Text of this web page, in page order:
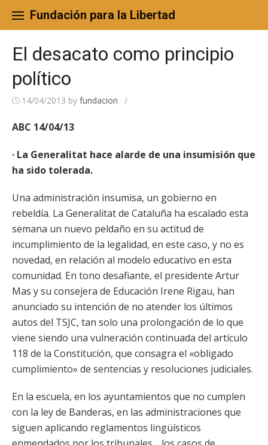
content
Fundación para la Libertad
El desacato como principio
político
14/04/2013 by fundacion /
ABC 14/04/13
· La Generalitat hace alarde de una insumisión que
ha sido tolerada.
Una administración insumisa, un gobierno en
rebeldía. La Generalitat de Cataluña ha escalado esta
semana un nuevo peldaño en su actitud de
incumplimiento de la legalidad, en este caso, y no es
novedad, en relación al modelo educativo en esta
comunidad. En tono desafiante, el presidente Artur
Mas y su consejera de Educación Irene Rigau, han
anunciado su intención de no atender los últimos
autos del TSJC, tan solo una prolongación de lo que
viene siendo una vulneración continuada del artículo
118 de la Constitución, que consagra el «obligado
cumplimiento» de sentencias y resoluciones judiciales.
En la escuela, en los ayuntamientos que no cumplen
con la ley de Banderas, en las administraciones que
siguen aplicando reglamentos lingüísticos